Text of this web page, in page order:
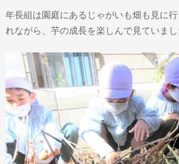
年長組は園庭にあるじゃがいも畑も見に
れながら、芋の成長を楽しんで見ていまし